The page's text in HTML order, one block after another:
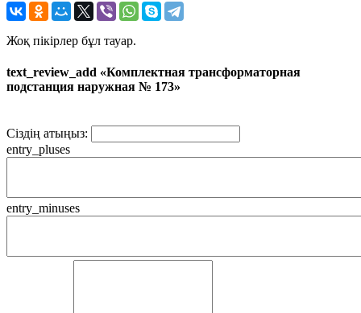
Жоқ пікірлер бұл тауар.
text_review_add «Комплектная трансформаторная
подстанция наружная № 173»
Сіздің атыңыз:
entry_pluses
entry_minuses